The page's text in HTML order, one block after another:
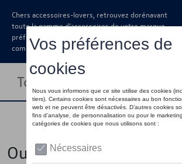
Chers accessoires-lovers, retrouvez dorénavant
toute la gamme d’accessoires de votre marque
préférée sous forme de catalogue à
commander auprès de votre concessionaire.
Toggle navigation
Oups !